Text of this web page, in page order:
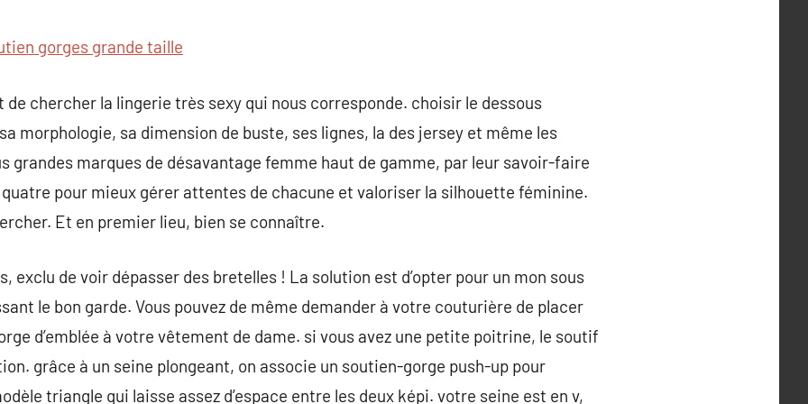
gorges grande taille
de chercher la lingerie très sexy qui nous corresponde. choisir le dessous
morphologie, sa dimension de buste, ses lignes, la des jersey et même les
grandes marques de désavantage femme haut de gamme, par leur savoir-faire
pour mieux gérer attentes de chacune et valoriser la silhouette féminine.
Et en premier lieu, bien se connaître.
exclu de voir dépasser des bretelles ! La solution est d’opter pour un mon sous
le bon garde. Vous pouvez de même demander à votre couturière de placer
d’emblée à votre vêtement de dame. si vous avez une petite poitrine, le soutif
grâce à un seine plongeant, on associe un soutien-gorge push-up pour
triangle qui laisse assez d’espace entre les deux képi. votre seine est en v,